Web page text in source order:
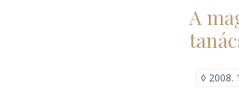
A
◊ 2008.